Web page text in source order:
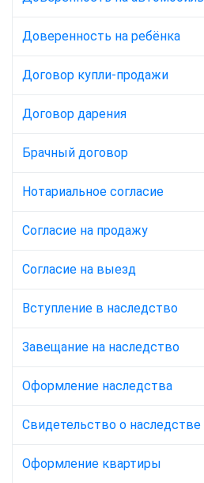
Доверенность на ребёнка
Договор купли-продажи
Договор дарения
Брачный договор
Нотариальное согласие
Согласие на продажу
Согласие на выезд
Вступление в наследство
Завещание на наследство
Оформление наследства
Свидетельство о наследстве
Оформление квартиры